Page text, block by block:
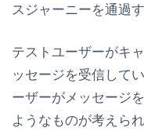
スジャーニーを通過
テストユーザーがキ
ッセージを受信して
ーザーがメッセージ
ようなものが考えら